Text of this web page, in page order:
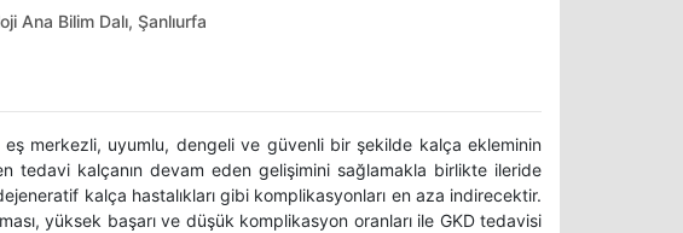
Ana Bilim Dalı, Şanlıurfa
merkezli, uyumlu, dengeli ve güvenli bir şekilde kalça ekleminin
tedavi kalçanın devam eden gelişimini sağlamakla birlikte ileride
kalça hastalıkları gibi komplikasyonları en aza indirecektir.
yüksek başarı ve düşük komplikasyon oranları ile GKD tedavisi